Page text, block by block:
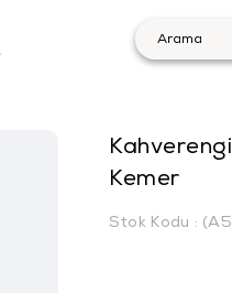
Kemer
Stok Kodu